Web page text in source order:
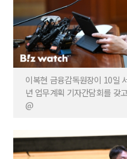
이복현 금융감독원장이 10일
년 업무계획 기자간담회를 갖
@